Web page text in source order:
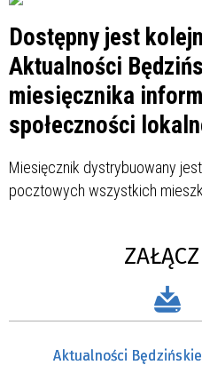
Dostępny jest
Aktualności
miesięcznika
społeczności
Miesięcznik dystrybuowany
pocztowych wszystkich
Aktualności Będzińskie